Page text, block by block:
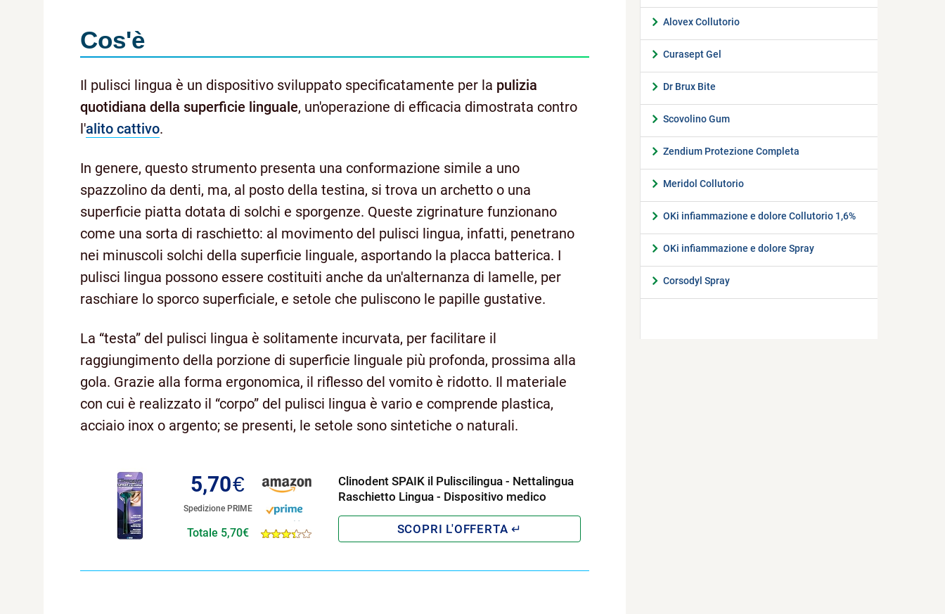
Cos'è
Il pulisci lingua è un dispositivo sviluppato specificatamente per la pulizia
quotidiana della superficie linguale, un'operazione di efficacia dimostrata contro
l'alito cattivo.
In genere, questo strumento presenta una conformazione simile a uno
spazzolino da denti, ma, al posto della testina, si trova un archetto o una
superficie piatta dotata di solchi e sporgenze. Queste zigrinature funzionano
come una sorta di raschietto: al movimento del pulisci lingua, infatti, penetrano
nei minuscoli solchi della superficie linguale, asportando la placca batterica. I
pulisci lingua possono essere costituiti anche da un'alternanza di lamelle, per
raschiare lo sporco superficiale, e setole che puliscono le papille gustative.
La “testa” del pulisci lingua è solitamente incurvata, per facilitare il
raggiungimento della porzione di superficie linguale più profonda, prossima alla
gola. Grazie alla forma ergonomica, il riflesso del vomito è ridotto. Il materiale
con cui è realizzato il “corpo” del pulisci lingua è vario e comprende plastica,
acciaio inox o argento; se presenti, le setole sono sintetiche o naturali.
5,70€
Spedizione PRIME
Totale 5,70€
Clinodent SPAIK il Puliscilingua - Nettalingua
Raschietto Lingua - Dispositivo medico
Alovex Collutorio
Curasept Gel
Dr Brux Bite
Scovolino Gum
Zendium Protezione Completa
Meridol Collutorio
OKi infiammazione e dolore Collutorio 1,6%
OKi infiammazione e dolore Spray
Corsodyl Spray